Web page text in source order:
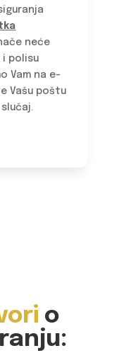
neće
i polisu
Vam na e-
Vašu poštu
o